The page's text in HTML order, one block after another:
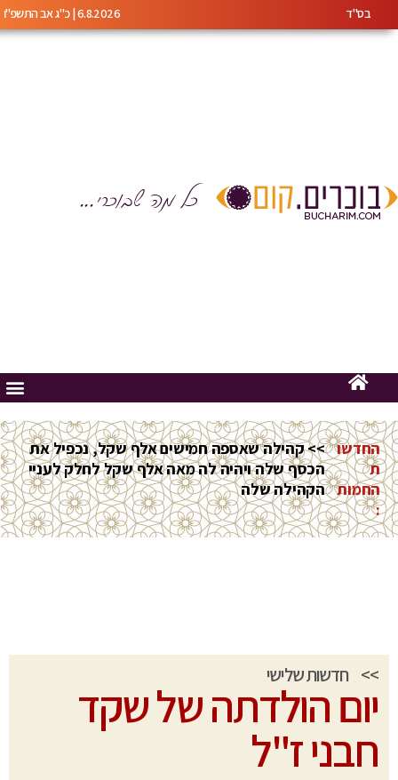
בס"ד 6.8.2026 | כ"ג אב התשפ"ו
החדשו
ת
החמות
:
>> קהילה שאספה חמישים אלף שקל, נכפיל את
הכסף שלה ויהיה לה מאה אלף שקל לחלק לעניי
הקהילה שלה
>> חדשות שלישי
יום הולדתה של שקד
חבני ז"ל